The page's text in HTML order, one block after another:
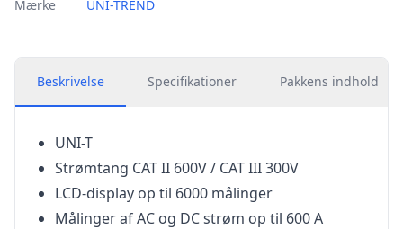
Mærke
UNI-TREND
Beskrivelse Specifikationer Pakkens indhold
UNI-T
Strømtang CAT II 600V / CAT III 300V
LCD-display op til 6000 målinger
Målinger af AC og DC strøm op til 600 A